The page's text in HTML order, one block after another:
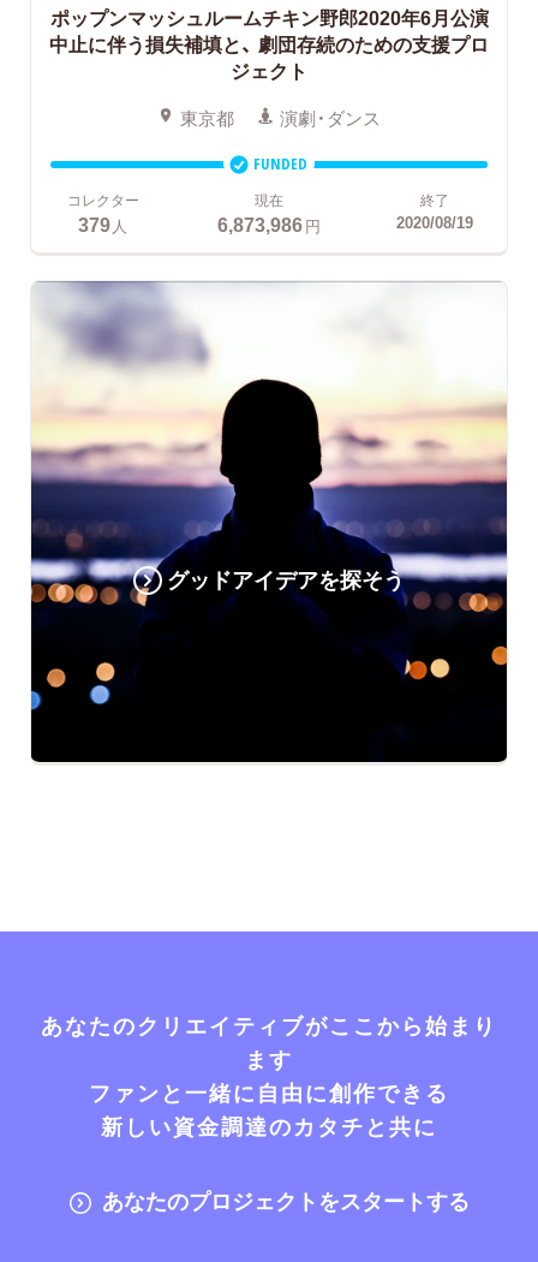
ポップンマッシュルームチキン野郎2020年6月公演
中止に伴う損失補填と、 劇団存続のための支援プロ
ジェクト
東京都 演劇・ダンス
FUNDED
コレクター
379 人
現在
6,873,986円
終了
2020/08/19
グッドアイデアを探そう
あなたのクリエイティブがここから始まり
ます
ファンと一緒に自由に創作できる
新しい資金調達のカタチと共に
あなたのプロジェクトをスタートする